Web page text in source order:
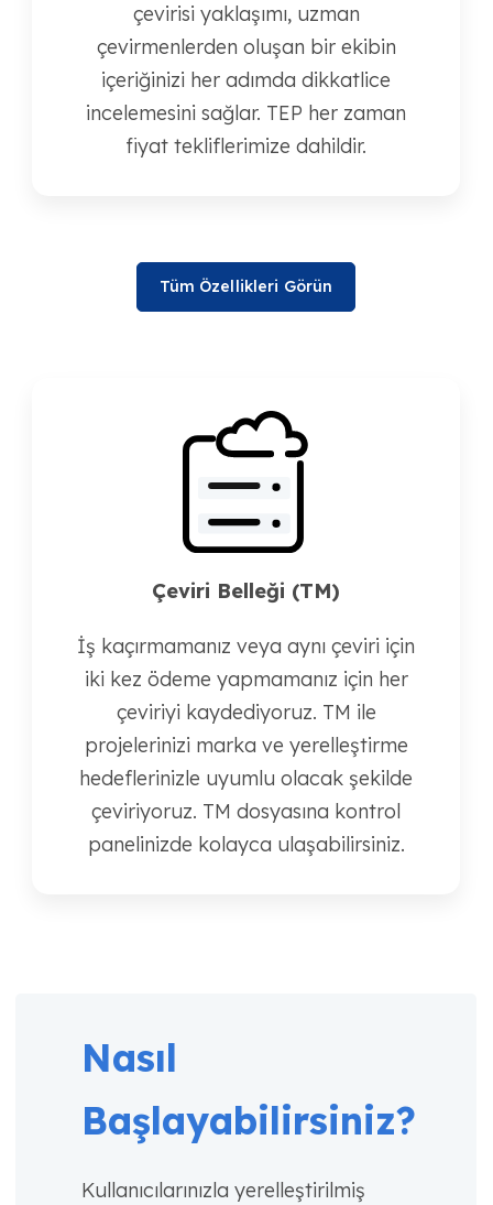
çevirisi yaklaşımı, uzman
çevirmenlerden oluşan bir ekibin
içeriğinizi her adımda dikkatlice
incelemesini sağlar. TEP her zaman
fiyat tekliflerimize dahildir.
Tüm Özellikleri Görün
Çeviri Belleği (TM)
İş kaçırmamanız veya aynı çeviri için
iki kez ödeme yapmamanız için her
çeviriyi kaydediyoruz. TM ile
projelerinizi marka ve yerelleştirme
hedeflerinizle uyumlu olacak şekilde
çeviriyoruz. TM dosyasına kontrol
panelinizde kolayca ulaşabilirsiniz.
Nasıl
Başlayabilirsiniz?
Kullanıcılarınızla yerelleştirilmiş